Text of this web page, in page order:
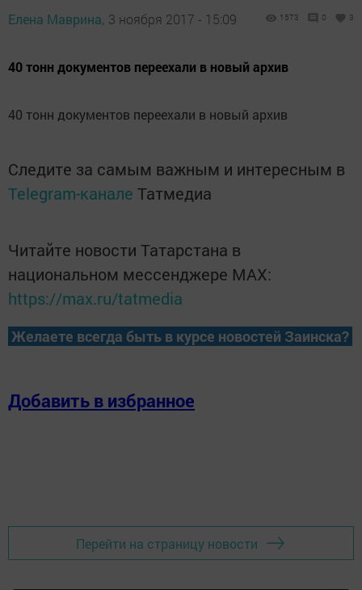
Елена Маврина, 3 ноября 2017 - 15:09 1573 0 3
40 тонн документов переехали в новый архив
40 тонн документов переехали в новый архив
Следите за самым важным и интересным в
Telegram-канале Татмедиа
Читайте новости Татарстана в
национальном мессенджере MАХ:
https://max.ru/tatmedia
Желаете всегда быть в курсе новостей Заинска?
Добавить в избранное
Перейти на страницу новости